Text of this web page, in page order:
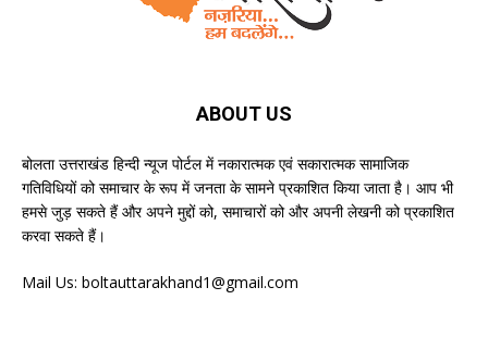
ABOUT US
बोलता उत्तराखंड हिन्दी न्यूज पोर्टल में नकारात्मक एवं सकारात्मक सामाजिक
गतिविधियों को समाचार के रूप में जनता के सामने प्रकाशित किया जाता है। आप भी
हमसे जुड़ सकते हैं और अपने मुद्दों को, समाचारों को और अपनी लेखनी को प्रकाशित
करवा सकते हैं।
Mail Us: boltauttarakhand1@gmail.com